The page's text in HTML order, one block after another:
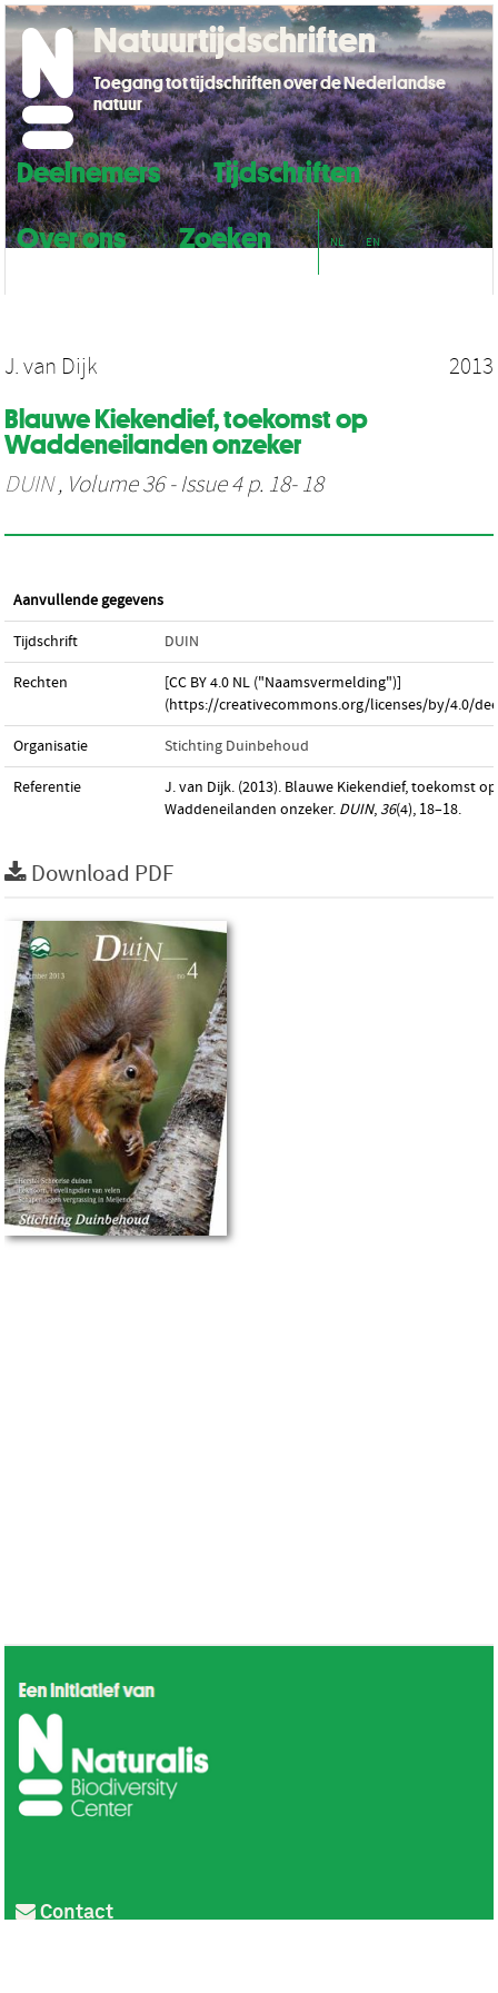
Deelnemers
Tijdschriften
Over ons
Zoeken NL EN
Natuurtijdschriften
Toegang tot tijdschriften over de Nederlandse
natuur
J. van Dijk 2013
Blauwe Kiekendief, toekomst op
Waddeneilanden onzeker
DUIN, Volume 36 - Issue 4 p. 18- 18
Aanvullende gegevens
Tijdschrift DUIN
Rechten
[CC BY 4.0 NL ("Naamsvermelding")]
(https://creativecommons.org/licenses/by/4.0/
Organisatie Stichting Duinbehoud
Referentie
J. van Dijk. (2013). Blauwe Kiekendief, toekomst op
Waddeneilanden onzeker. DUIN, 36(4), 18–18.
Download PDF
Contact